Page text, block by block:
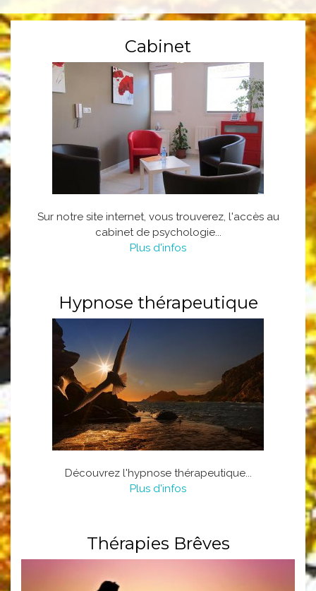
Cabinet
Sur notre site internet, vous trouverez, l'accès au
cabinet de psychologie...
Plus d'infos
Hypnose thérapeutique
Découvrez l'hypnose thérapeutique...
Plus d'infos
Thérapies Brêves